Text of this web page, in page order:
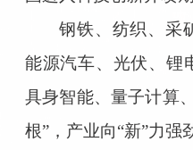
钢铁、纺织、采
能源汽车、光伏、锂
具身智能、量子计算
根”，产业向“新”力强